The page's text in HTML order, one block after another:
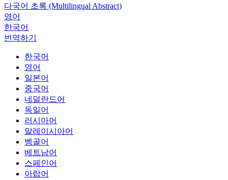
다국어 초록 (Multilingual Abstract)
영어
한국어
번역하기
한국어
영어
일본어
중국어
네덜란드어
독일어
러시아어
말레이시아어
벵골어
베트남어
스페인어
아랍어